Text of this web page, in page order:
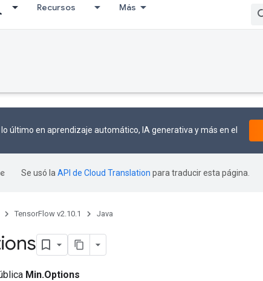
Recursos Más
último en aprendizaje automático, IA generativa y más en el
Se usó la API de Cloud Translation para traducir esta página.
TensorFlow v2.10.1 Java
Min.Options